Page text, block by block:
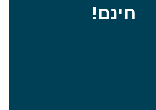
חינם!